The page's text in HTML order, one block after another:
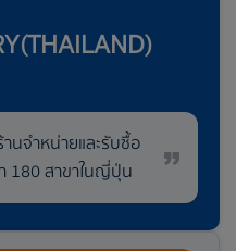
านจำหน่ายและรับซื้อ
180 สาขาในญี่ปุ่น